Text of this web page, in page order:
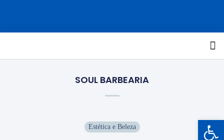
SOUL BARBEARIA
Estética e Beleza Barra de Ferramentas Aberta